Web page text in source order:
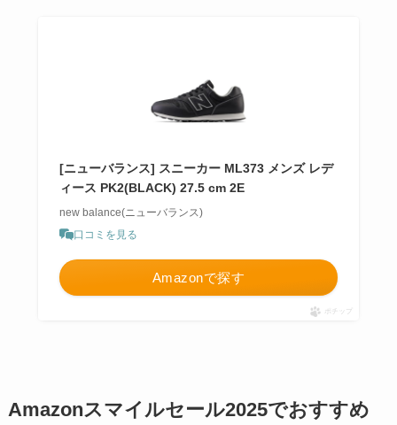
[ニューバランス] スニーカー ML373 メンズ レデ
ィース PK2(BLACK) 27.5 cm 2E
new balance(ニューバランス)
口コミを見る
Amazonで探す
ポチップ
Amazonスマイルセール2025でおすすめ